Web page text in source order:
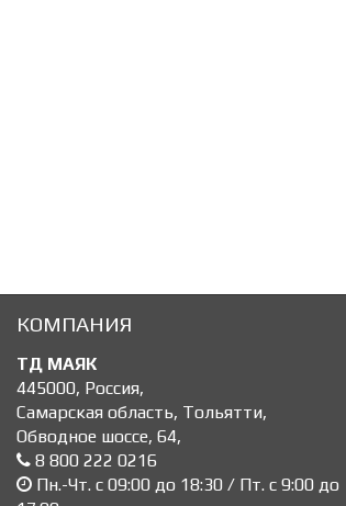
КОМПАНИЯ
ТД МАЯК
445000, Россия,
Самарская область, Тольятти,
Обводное шоссе, 64,
8 800 222 0216
Пн.-Чт. с 09:00 до 18:30 / Пт. с 9:00 до